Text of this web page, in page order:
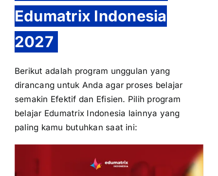
Edumatrix Indonesia
2027
Berikut adalah program unggulan yang
dirancang untuk Anda agar proses belajar
semakin Efektif dan Efisien. Pilih program
belajar Edumatrix Indonesia lainnya yang
paling kamu butuhkan saat ini: